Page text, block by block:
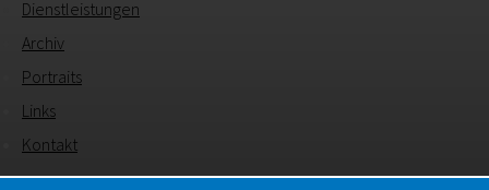
Dienstleistungen
Archiv
Portraits
Links
Kontakt